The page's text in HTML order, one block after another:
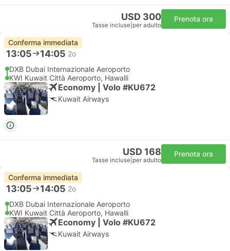
USD 300
Tasse incluse per adulto
Prenota ora
Conferma immediata
13:05 14:05 2o
DXB Dubai Internazionale Aeroporto
KWI Kuwait Città Aeroporto, Hawalli
Economy | Volo #KU672
Kuwait Airways
USD 168
Tasse incluse per adulto
Prenota ora
Conferma immediata
13:05 14:05 2o
DXB Dubai Internazionale Aeroporto
KWI Kuwait Città Aeroporto, Hawalli
Economy | Volo #KU672
Kuwait Airways